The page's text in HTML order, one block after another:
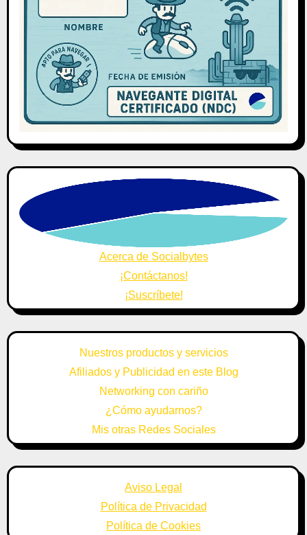
Acerca de Socialbytes
¡Contáctanos!
¡Suscríbete!
Nuestros productos y servicios
Afiliados y Publicidad en este Blog
Networking con cariño
¿Cómo ayudarnos?
Mis otras Redes Sociales
Aviso Legal
Política de Privacidad
Política de Cookies